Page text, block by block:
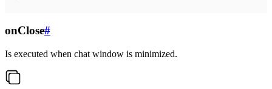
onClose#
Is executed when chat window is minimized.